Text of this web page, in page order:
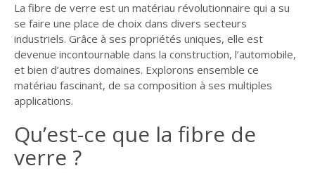
LIGNE JARDIN
INFO PAYSAGISTE
GUIDE JARDIN ET
PAYSAGE
GUIDE JARDIN
ELAGAGE ET
COMPAGNIE
La fibre de verre est un matériau révolutionnaire qui a su
se faire une place de choix dans divers secteurs
industriels. Grâce à ses propriétés uniques, elle est
devenue incontournable dans la construction, l’automobile,
et bien d’autres domaines. Explorons ensemble ce
matériau fascinant, de sa composition à ses multiples
applications.
Qu’est-ce que la fibre de
verre ?